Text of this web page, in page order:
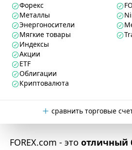
Форекс
Металлы
Энергоносители
Мягкие товары
Индексы
Акции
ETF
Облигации
Криптовалюта
сравнить торговые
FOREX.com - это отличный